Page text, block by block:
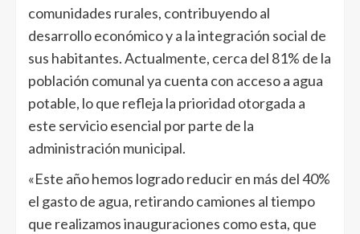
comunidades rurales, contribuyendo al
desarrollo económico y a la integración social de
sus habitantes. Actualmente, cerca del 81% de la
población comunal ya cuenta con acceso a agua
potable, lo que refleja la prioridad otorgada a
este servicio esencial por parte de la
administración municipal.
«Este año hemos logrado reducir en más del 40%
el gasto de agua, retirando camiones al tiempo
que realizamos inauguraciones como esta, que